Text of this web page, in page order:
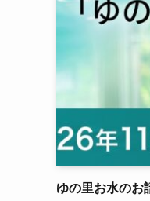
ゆの里お水のお